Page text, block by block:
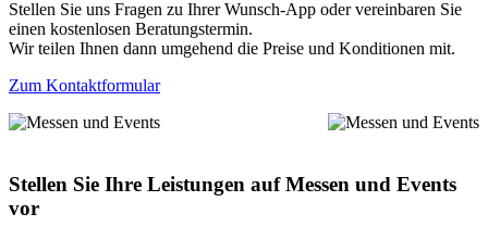
Stellen Sie uns Fragen zu Ihrer Wunsch-App oder vereinbaren Sie
einen kostenlosen Beratungstermin.
Wir teilen Ihnen dann umgehend die Preise und Konditionen mit.
Zum Kontaktformular
Stellen Sie Ihre Leistungen auf Messen und Events
vor